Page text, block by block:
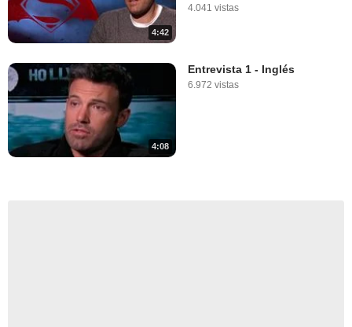
4:42
4.041 vistas
4:08
Entrevista 1 - Inglés
6.972 vistas